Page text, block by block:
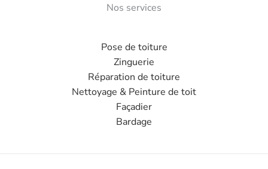
Nos services
Pose de toiture
Zinguerie
Réparation de toiture
Nettoyage & Peinture de toit
Façadier
Bardage